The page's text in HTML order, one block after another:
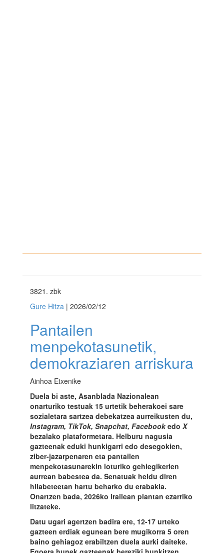
3821 . zbk
Gure Hitza | 2026/02/12
Pantailen
menpekotasunetik,
demokraziaren arriskura
Ainhoa Etxenike
Duela bi aste, Asanblada Nazionalean
onarturiko testuak 15 urtetik beherakoei sare
sozialetara sartzea debekatzea aurreikusten du,
Instagram, TikTok, Snapchat, Facebookedo X
bezalako plataformetara. Helburu nagusia
gazteenak eduki hunkigarri edo desegokien,
ziber-jazarpenaren eta pantailen
menpekotasunarekin loturiko gehiegikerien
aurrean babestea da. Senatuak heldu diren
hilabeteetan hartu beharko du erabakia.
Onartzen bada, 2026ko irailean plantan ezarriko
litzateke.
Datu ugari agertzen badira ere, 12-17 urteko
gazteen erdiak egunean bere mugikorra 5 oren
baino gehiagoz erabiltzen duela aurki daiteke.